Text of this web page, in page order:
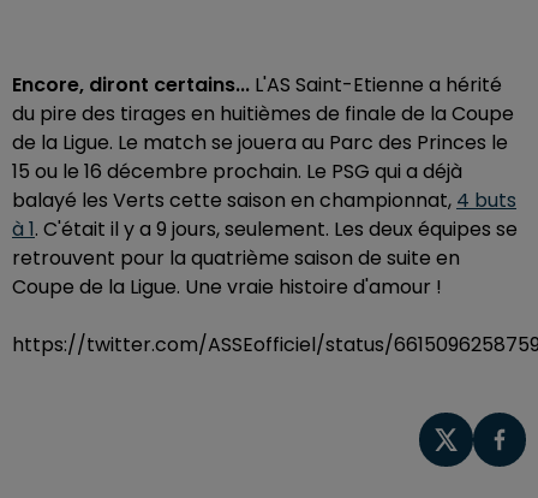
Encore, diront certains... L'AS Saint-Etienne a hérité
du pire des tirages en huitièmes de finale de la Coupe
de la Ligue. Le match se jouera au Parc des Princes le
15 ou le 16 décembre prochain. Le PSG qui a déjà
balayé les Verts cette saison en championnat, 4 buts
à 1. C'était il y a 9 jours, seulement. Les deux équipes se
retrouvent pour la quatrième saison de suite en
Coupe de la Ligue. Une vraie histoire d'amour !
https://twitter.com/ASSEofficiel/status/